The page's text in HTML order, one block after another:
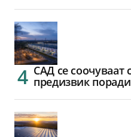
САД се соочуваат
предизвик